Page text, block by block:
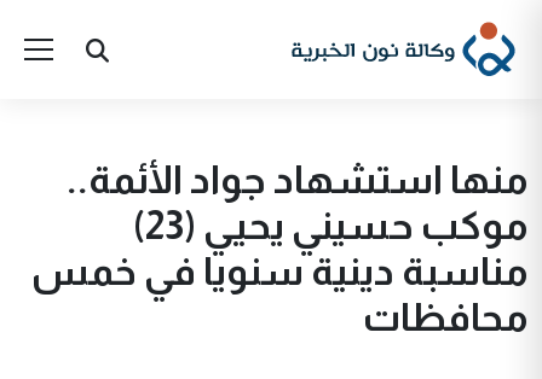
منها استشهاد جواد الأئمة..
موكب حسيني يحيي (23)
مناسبة دينية سنويا في خمس
محافظات